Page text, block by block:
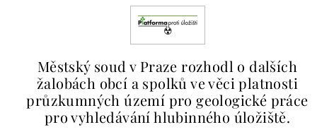
Městský soud v Praze rozhodl o dalších
žalobách obcí a spolků ve věci platnosti
průzkumných území pro geologické práce
pro vyhledávání hlubinného úložiště.